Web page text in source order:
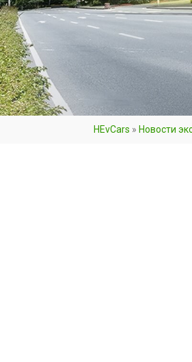
HEvCars » Новости